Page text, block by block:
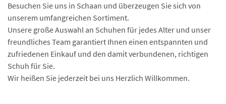
Besuchen Sie uns in Schaan und überzeugen Sie sich von
unserem umfangreichen Sortiment.
Unsere große Auswahl an Schuhen für jedes Alter und unser
freundliches Team garantiert Ihnen einen entspannten und
zufriedenen Einkauf und den damit verbundenen, richtigen
Schuh für Sie.
Wir heißen Sie jederzeit bei uns Herzlich Willkommen.